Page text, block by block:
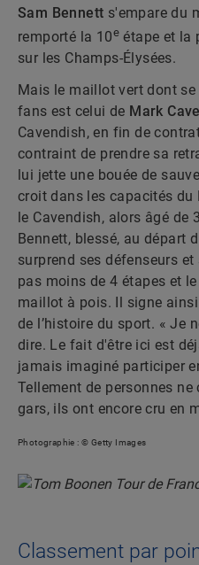
Sam Bennett s'empare du
remporté la 10e étape et la
sur les Champs-Élysées.
Mais le maillot vert dont
fans est celui de Mark
Cavendish, en fin de
contraint de prendre sa
lui jette une bouée de
croit dans les capacités du
le Cavendish, alors âgé de
Bennett, blessé, au départ
surprend ses défenseurs
pas moins de 4 étapes et
maillot à pois. Il signe
de l’histoire du sport. « Je
dire. Le fait d'être ici est
jamais imaginé participer
Tellement de personnes
gars, ils ont encore cru en
Photographie : © Getty Images
Classement par